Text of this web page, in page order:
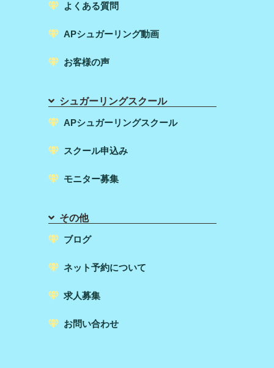
よくある質問
APシュガーリング動画
お客様の声
シュガーリングスクール
APシュガーリングスクール
スクール申込み
モニター募集
その他
ブログ
ネット予約について
求人募集
お問い合わせ